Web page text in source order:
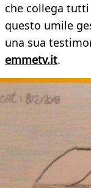
che collega
questo umile
una sua
emmetv.it.